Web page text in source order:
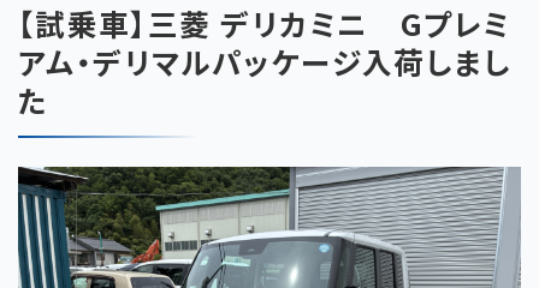
【試乗車】三菱 デリカミニ Gプレミ
アム・デリマルパッケージ入荷しまし
た